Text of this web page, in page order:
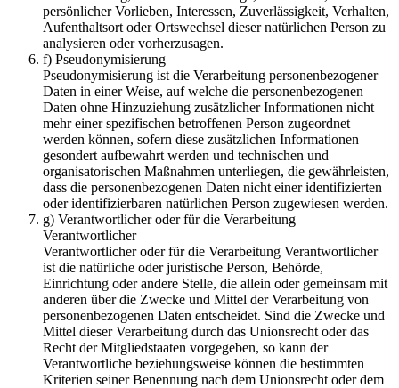
persönlicher Vorlieben, Interessen, Zuverlässigkeit, Verhalten,
Aufenthaltsort oder Ortswechsel dieser natürlichen Person zu
analysieren oder vorherzusagen.
f) Pseudonymisierung
Pseudonymisierung ist die Verarbeitung personenbezogener
Daten in einer Weise, auf welche die personenbezogenen
Daten ohne Hinzuziehung zusätzlicher Informationen nicht
mehr einer spezifischen betroffenen Person zugeordnet
werden können, sofern diese zusätzlichen Informationen
gesondert aufbewahrt werden und technischen und
organisatorischen Maßnahmen unterliegen, die gewährleisten,
dass die personenbezogenen Daten nicht einer identifizierten
oder identifizierbaren natürlichen Person zugewiesen werden.
g) Verantwortlicher oder für die Verarbeitung
Verantwortlicher
Verantwortlicher oder für die Verarbeitung Verantwortlicher
ist die natürliche oder juristische Person, Behörde,
Einrichtung oder andere Stelle, die allein oder gemeinsam mit
anderen über die Zwecke und Mittel der Verarbeitung von
personenbezogenen Daten entscheidet. Sind die Zwecke und
Mittel dieser Verarbeitung durch das Unionsrecht oder das
Recht der Mitgliedstaaten vorgegeben, so kann der
Verantwortliche beziehungsweise können die bestimmten
Kriterien seiner Benennung nach dem Unionsrecht oder dem